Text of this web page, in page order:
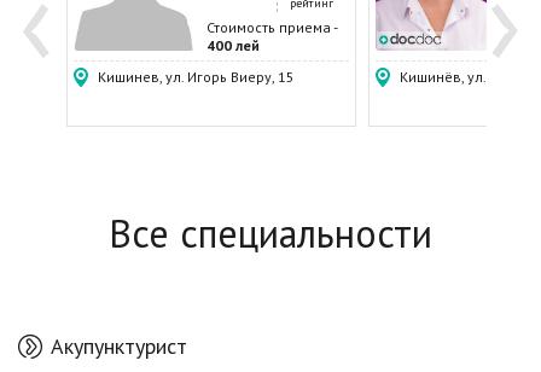
-
Стоимость приема -
400 лей
Кишинев, ул. Игорь Виеру, 15
350
Кишинёв, ул. Парис
Все специальности
Акупунктурист